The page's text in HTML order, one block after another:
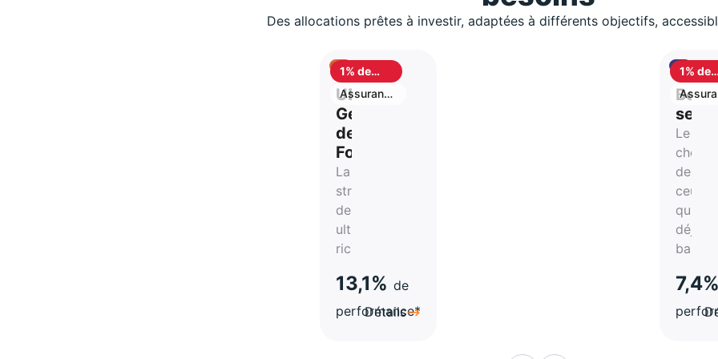
Des allocations prêtes à investir, adaptées à différents objectifs,
1% de
cashback
Assurance
vie
UBS
Gestion
de
Fortune
La
stratégie
des
ultra-
riches
13,1% de
performance*
Détails
1% de
vie
Best-
seller
Le
choix
de
ceux
qui ont
déjà
basculé
7,4%